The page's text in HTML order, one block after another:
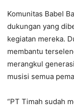
Komunitas Babel
dukungan yang
kegiatan mereka.
membantu
merangkul
musisi semua
“PT Timah sudah